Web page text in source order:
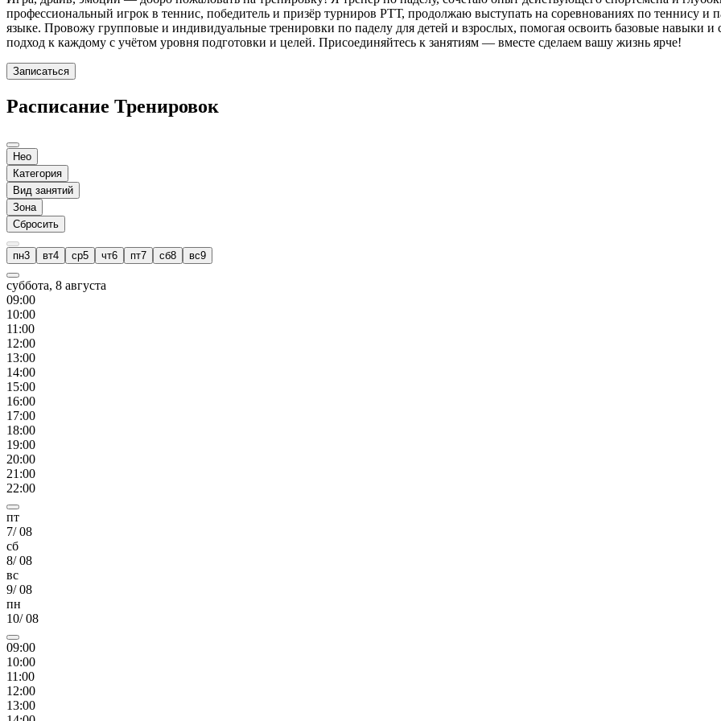
профессиональный игрок в теннис, победитель и призёр турниров РТТ, продолжаю выступать на соревнованиях по теннису и
языке. Провожу групповые и индивидуальные тренировки по паделу для детей и взрослых, помогая освоить базовые навыки
подход к каждому с учётом уровня подготовки и целей. Присоединяйтесь к занятиям — вместе сделаем вашу жизнь ярче!
Записаться
Расписание Тренировок
Нео
Категория
Вид занятий
Зона
Сбросить
пн3 вт4 ср5 чт6 пт7 сб8 вс9
суббота, 8 августа
09:00
10:00
11 :00
12:00
13:00
14:00
15:00
16:00
17:00
18:00
19:00
20:00
21 :00
22:00
пт
7/08
сб
8/08
вс
9/08
пн
10/08
09:00
10:00
11 :00
12:00
13:00